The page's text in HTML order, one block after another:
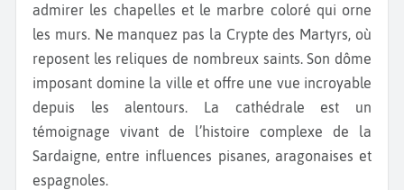
admirer les chapelles et le marbre coloré qui orne
les murs. Ne manquez pas la Crypte des Martyrs, où
reposent les reliques de nombreux saints. Son dôme
imposant domine la ville et offre une vue incroyable
depuis les alentours. La cathédrale est un
témoignage vivant de l’histoire complexe de la
Sardaigne, entre influences pisanes, aragonaises et
espagnoles.